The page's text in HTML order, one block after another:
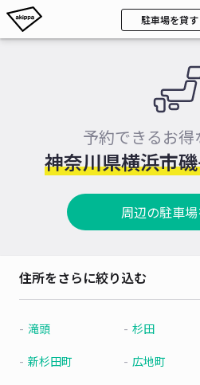
駐車場を貸す
予約できるお得
神奈川県横浜市
周辺の駐車
住所をさらに絞り込む
滝頭 杉田
新杉田町 広地町